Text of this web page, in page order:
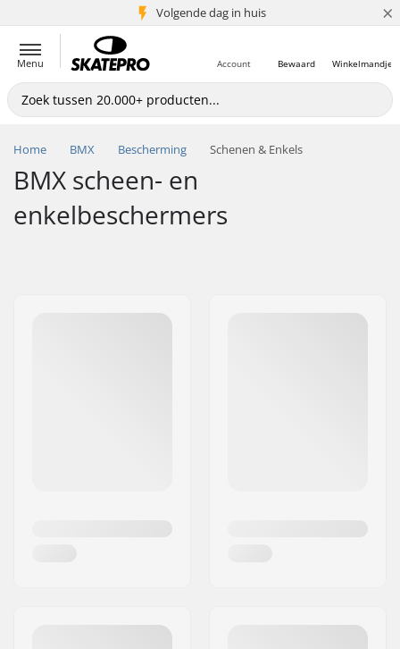
Volgende dag in huis
5+ mln. klanten ×
Menu Winkelmandje
Bewaard
Account
Home BMX Bescherming Schenen & Enkels
BMX scheen- en
enkelbeschermers